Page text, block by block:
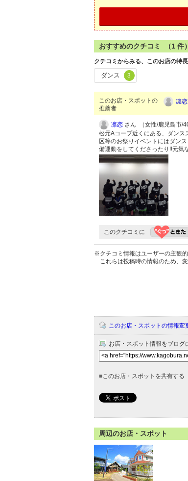
おすすめのクチコミ （1 件）
クチコミからみる、このお店の特長
ダンス 3
このお店・スポットの
推薦者
凛恋
凛恋 さん （女性/鹿児島市/
松元Aコープ近くにある、ダン
区等のお祭りイベントにはダン
備運動をしてくださったり!!元気
このクチコミに
※クチコミ情報はユーザーの主観的
これらは投稿時の情報のため、
このお店・スポットの情報
お店・スポット情報をブログ
■ このお店・スポットを共有する
周辺のお店・スポット